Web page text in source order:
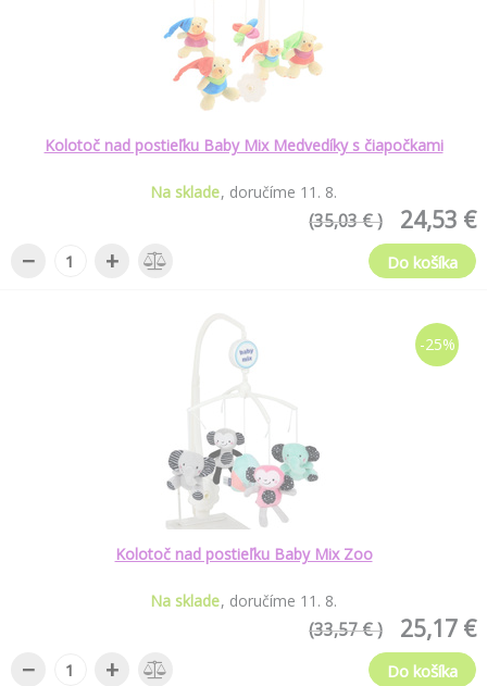
Kolotoč nad postieľku Baby Mix Medvedíky s čiapočkami
Na sklade doručíme 11 . 8.
24,53 €
(35,03 € )
− + Do košíka
-25%
Kolotoč nad postieľku Baby Mix Zoo
Na sklade doručíme 11 . 8.
25,17 €
(33,57 € )
− + Do košíka